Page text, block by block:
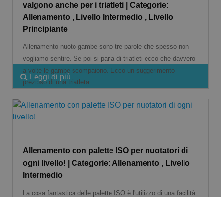
valgono anche per i triatleti | Categorie:
Allenamento , Livello Intermedio , Livello
Principiante
Allenamento nuoto gambe sono tre parole che spesso non
vogliamo sentire. Se poi si parla di triatleti ecco che davvero
a volte le gambe scompaiono. Ecco un suggerimento
prezioso di una triatleta.
Leggi di più
Allenamento con palette ISO per nuotatori di
ogni livello! | Categorie: Allenamento , Livello
Intermedio
La cosa fantastica delle palette ISO è l'utilizzo di una facilità